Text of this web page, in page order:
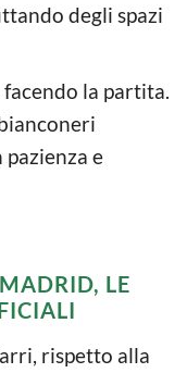
degli spazi
facendo la partita.
e
LE
rispetto alla